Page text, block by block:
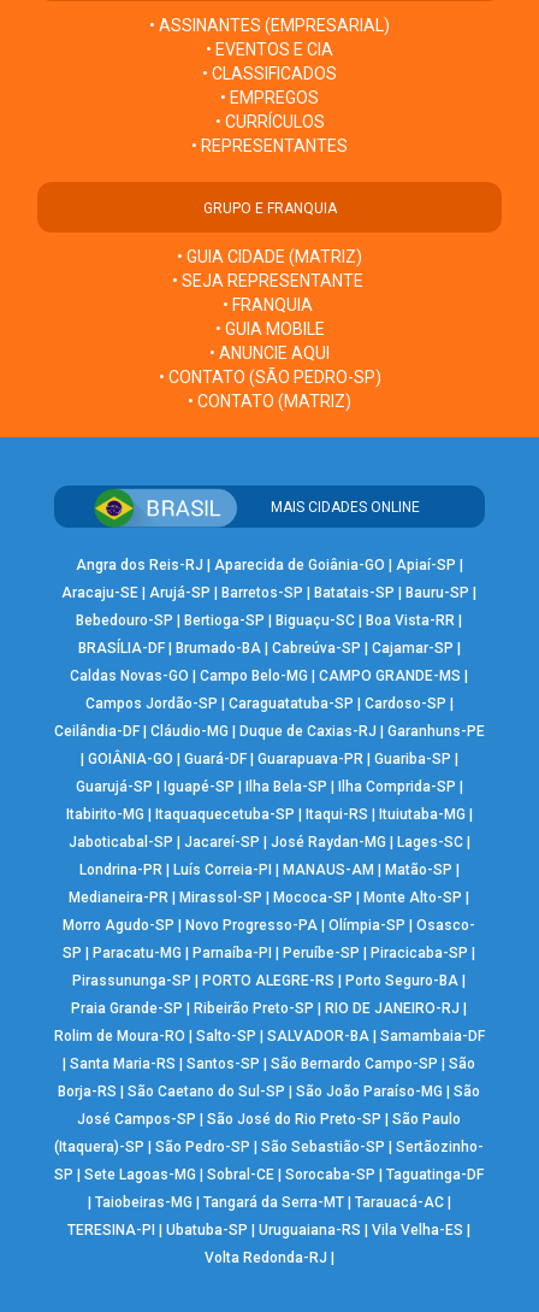
• ASSINANTES (EMPRESARIAL)
• EVENTOS E CIA
• CLASSIFICADOS
• EMPREGOS
• CURRÍCULOS
• REPRESENTANTES
GRUPO E FRANQUIA
• GUIA CIDADE (MATRIZ)
• SEJA REPRESENTANTE
• FRANQUIA
• GUIA MOBILE
• ANUNCIE AQUI
• CONTATO (SÃO PEDRO-SP)
• CONTATO (MATRIZ)
MAIS CIDADES ONLINE
Angra dos Reis-RJ Aparecida de Goiânia-GO Apiaí-SP
Aracaju-SE |Arujá-SP Barretos-SP Batatais-SP Bauru-SP
Bebedouro-SP
Bertioga-SP Biguaçu-SC Boa Vista-RR
BRASÍLIA-DF| Brumado-BA| Cabreúva-SP Cajamar-SP
Caldas Novas-GO
|Campo Belo-MG |CAMPO GRANDE-MS
Campos Jordão-SP
Caraguatatuba-SP Cardoso-SP
Ceilândia-DF| Cláudio-MG Duque de Caxias-RJ
Garanhuns-PE
GOIÂNIA-GO Guará-DF| Guarapuava-PR| Guariba-SP
Guarujá-SP
Iguapé-SP Ilha Bela-SP Ilha Comprida-SP
Itabirito-MG
Itaquaquecetuba-SP Itaqui-RS Ituiutaba-MG
Jaboticabal-SP
Jacareí-SP José Raydan-MG Lages-SC|
Londrina-PR| Luís Correia-PI MANAUS-AM Matão-SP
Medianeira-PR
Mirassol-SP Mococa-SP Monte Alto-SP
Morro Agudo-SP
Novo Progresso-PA |Olímpia-SP |Osasco-
SP
Paracatu-MG Parnaíba-PI Peruíbe-SP Piracicaba-SP
Pirassununga-SP
PORTO ALEGRE-RS Porto Seguro-BA
Praia Grande-SP
Ribeirão Preto-SP RIO DE JANEIRO-RJ
Rolim de Moura-RO
Salto-SP SALVADOR-BA| Samambaia-DF
|Santa Maria-RS |Santos-SP |São Bernardo Campo-SP |São
Borja-RS
|São Caetano do Sul-SP |São João Paraíso-MG |São
José Campos-SP
|São José do Rio Preto-SP |São Paulo
(Itaquera)-SP
|São Pedro-SP |São Sebastião-SP |Sertãozinho-
SP
|Sete Lagoas-MG |Sobral-CE |Sorocaba-SP |Taguatinga-DF
Taiobeiras-MG Tangará da Serra-MT| Tarauacá-AC|
TERESINA-PI
|Ubatuba-SP |Uruguaiana-RS |Vila Velha-ES
Volta Redonda-RJ